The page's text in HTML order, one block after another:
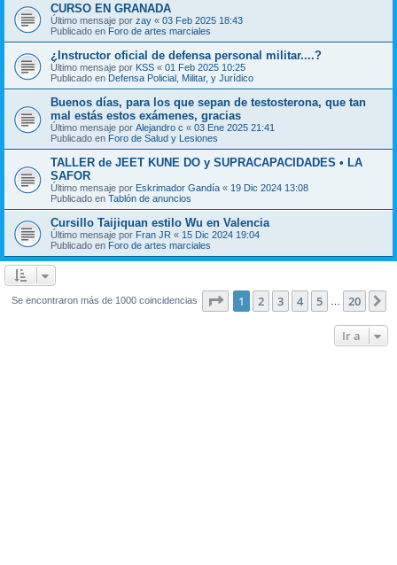
CURSO EN GRANADA
Último mensaje por zay « 03 Feb 2025 18:43
Publicado en Foro de artes marciales
¿Instructor oficial de defensa personal militar....?
Último mensaje por KSS « 01 Feb 2025 10:25
Publicado en Defensa Policial, Militar, y Jurídico
Buenos días, para los que sepan de testosterona, que tan
mal estás estos exámenes, gracias
Último mensaje por Alejandro c « 03 Ene 2025 21:41
Publicado en Foro de Salud y Lesiones
TALLER de JEET KUNE DO y SUPRACAPACIDADES • LA
SAFOR
Último mensaje por Eskrimador Gandía « 19 Dic 2024 13:08
Publicado en Tablón de anuncios
Cursillo Taijiquan estilo Wu en Valencia
Último mensaje por Fran JR « 15 Dic 2024 19:04
Publicado en Foro de artes marciales
Se encontraron más de 1000 coincidencias Página de 20
1 2 3 4 5 20
Ir a